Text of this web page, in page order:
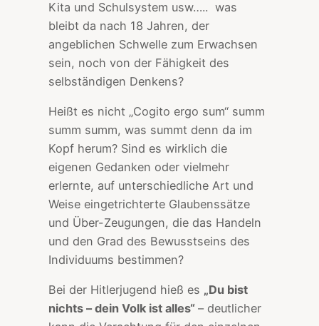
Kita und Schulsystem usw….. was
bleibt da nach 18 Jahren, der
angeblichen Schwelle zum Erwachsen
sein, noch von der Fähigkeit des
selbständigen Denkens?
Heißt es nicht „Cogito ergo sum“ summ
summ summ, was summt denn da im
Kopf herum? Sind es wirklich die
eigenen Gedanken oder vielmehr
erlernte, auf unterschiedliche Art und
Weise eingetrichterte Glaubenssätze
und Über-Zeugungen, die das Handeln
und den Grad des Bewusstseins des
Individuums bestimmen?
Bei der Hitlerjugend hieß es „Du bist
nichts – dein Volk ist alles“ – deutlicher